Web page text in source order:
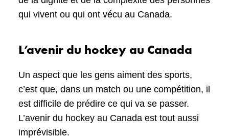
qui vivent ou qui ont vécu au Canada.
L’avenir du hockey au Canada
Un aspect que les gens aiment des sports,
c’est que, dans un match ou une compétition, il
est difficile de prédire ce qui va se passer.
L’avenir du hockey au Canada est tout aussi
imprévisible.